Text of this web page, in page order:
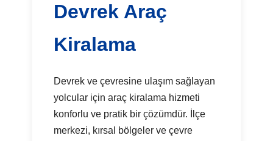
Devrek Araç
Kiralama
Devrek ve çevresine ulaşım sağlayan
yolcular için araç kiralama hizmeti
konforlu ve pratik bir çözümdür. İlçe
merkezi, kırsal bölgeler ve çevre